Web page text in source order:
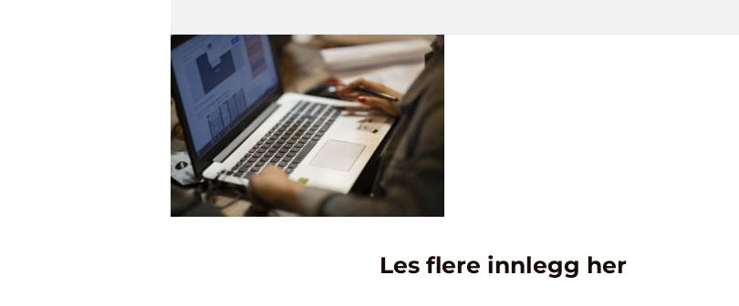
Les flere innlegg her